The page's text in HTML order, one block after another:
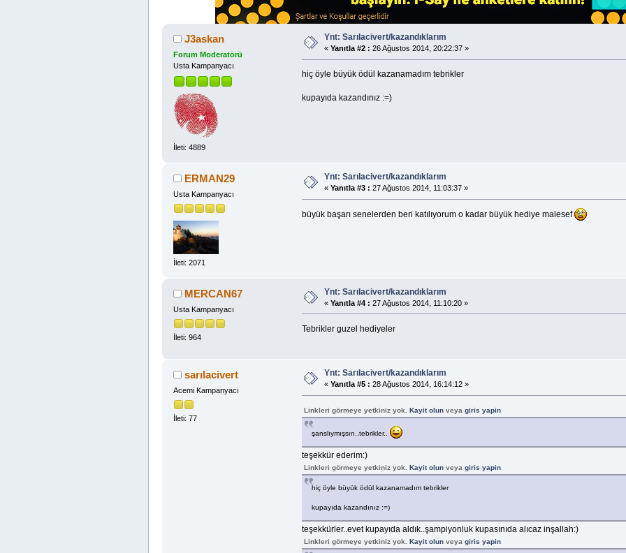
J3askan
Forum Moderatörü
Usta Kampanyacı
İleti: 4889
Ynt: Sarılacivert/kazandıklarım
« Yanıtla #2 : 26 Ağustos 2014, 20:22:37 »
hiç öyle büyük ödül kazanamadım tebrikler
kupayıda kazandınız :=)
ERMAN29
Usta Kampanyacı
İleti: 2071
Ynt: Sarılacivert/kazandıklarım
« Yanıtla #3 : 27 Ağustos 2014, 11:03:37 »
büyük başarı senelerden beri katılıyorum o kadar büyük hediye malesef
MERCAN67
Usta Kampanyacı
İleti: 964
Ynt: Sarılacivert/kazandıklarım
« Yanıtla #4 : 27 Ağustos 2014, 11:10:20 »
Tebrikler guzel hediyeler
sarılacivert
Acemi Kampanyacı
İleti: 77
Ynt: Sarılacivert/kazandıklarım
« Yanıtla #5 : 28 Ağustos 2014, 16:14:12 »
Linkleri görmeye yetkiniz yok. Kayit olunveya giris yapin
şanslıymışsın..tebrikler..
teşekkür ederim:)
Linkleri görmeye yetkiniz yok. Kayit olunveya giris yapin
hiç öyle büyük ödül kazanamadım tebrikler
kupayıda kazandınız :=)
teşekkürler..evet kupayıda aldık..şampiyonluk kupasınıda alıcaz inşallah:)
Linkleri görmeye yetkiniz yok. Kayit olunveya giris yapin